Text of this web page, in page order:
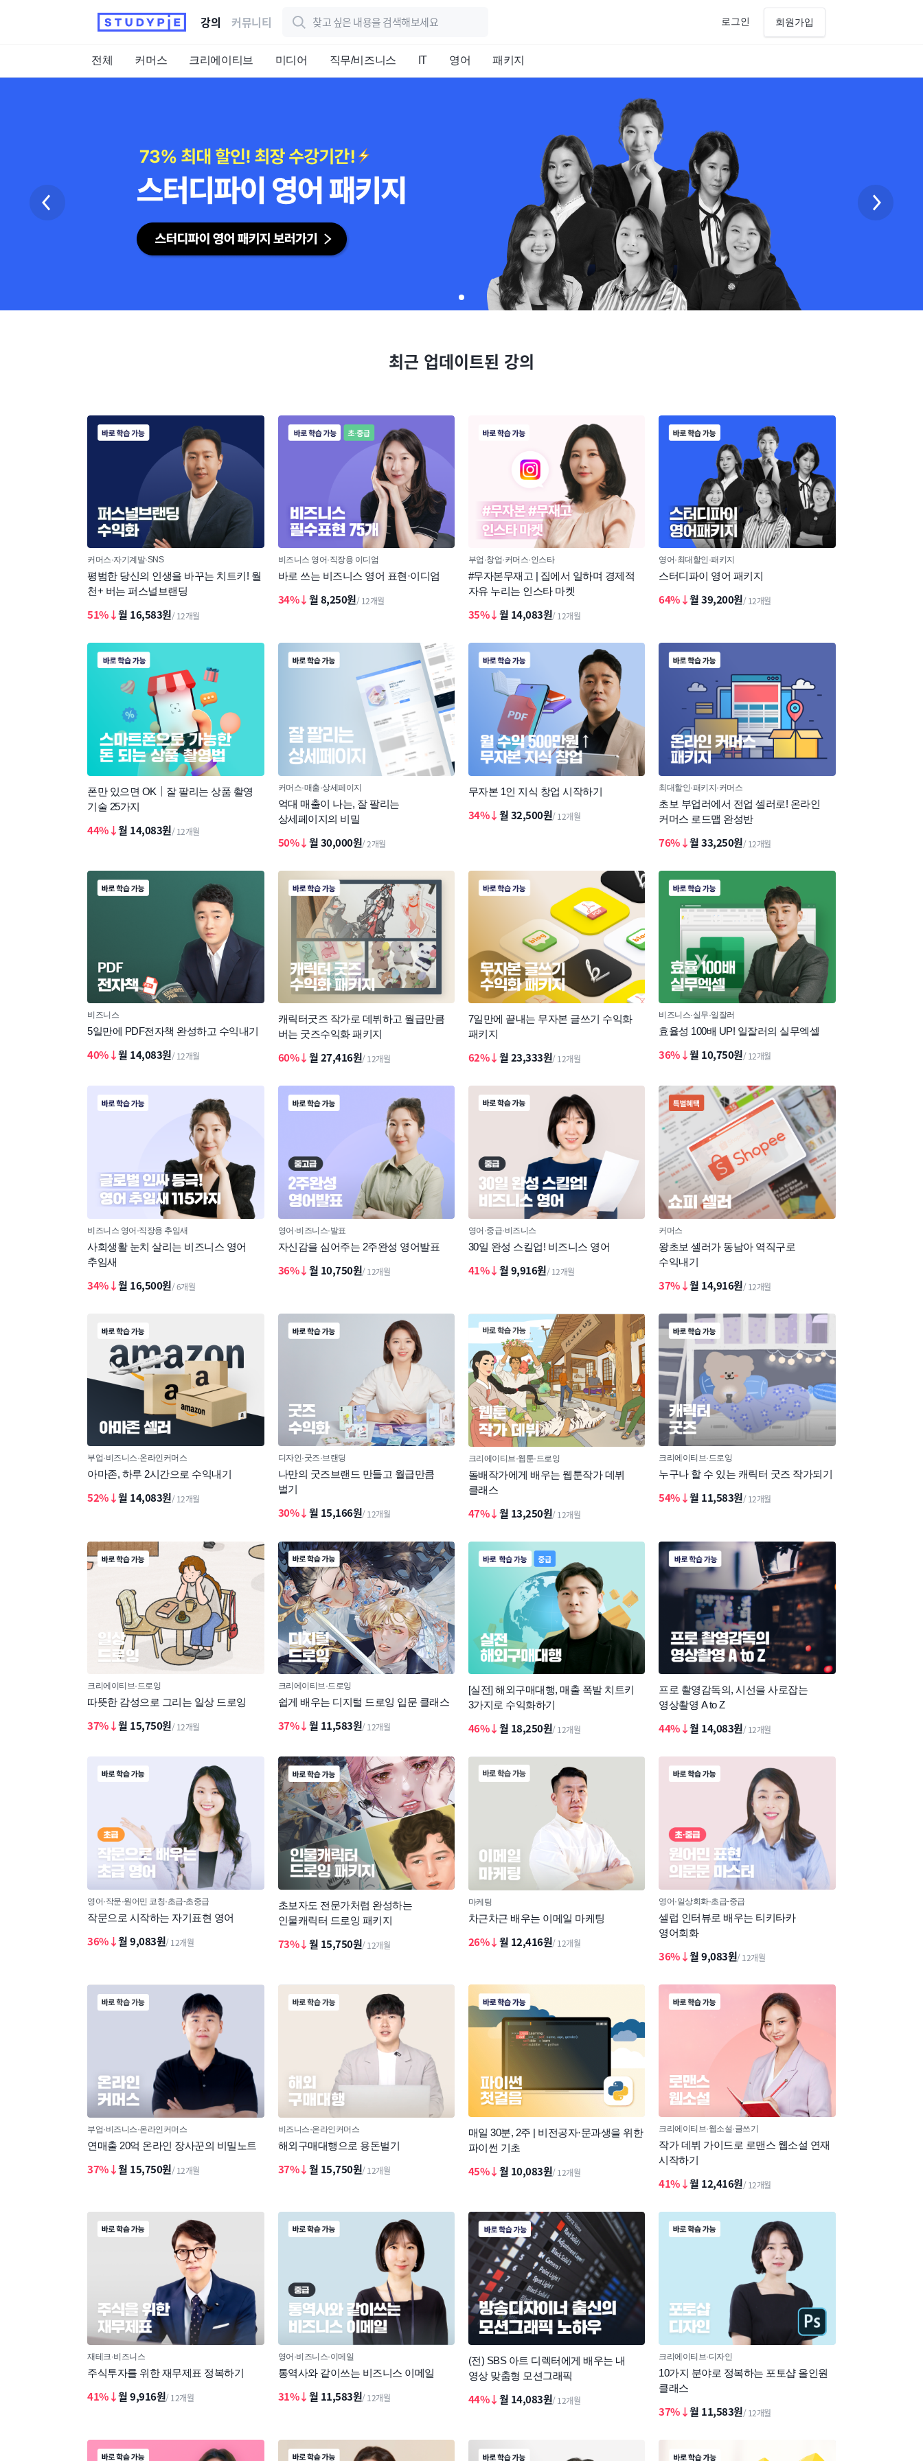
강의 커뮤니티 로그인 회원가입
전체 커머스 크리에이티브 미디어 직무/비즈니스 IT 영어 패키지
최근 업데이트된 강의
커머스 자기계발 SNS
평범한 당신의 인생을 바꾸는 치트키! 월
천+ 버는 퍼스널브랜딩
51%↓월 16,583원/ 12개월
비즈니스 영어 직장용 이디엄
바로 쓰는 비즈니스 영어 표현·이디엄
34%↓월 8,250원/ 12개월
부업 창업 커머스 인스타
#무자본무재고 | 집에서 일하며 경제적
자유 누리는 인스타 마켓
35%↓월 14,083원/ 12개월
영어 최대할인 패키지
스터디파이 영어 패키지
64%↓월 39,200원/ 12개월
폰만 있으면 OK｜잘 팔리는 상품 촬영
기술 25가지
44%↓월 14,083원/ 12개월
커머스 매출 상세페이지
억대 매출이 나는, 잘 팔리는
상세페이지의 비밀
50%↓월 30,000원/ 2개월
무자본 1인 지식 창업 시작하기
34%↓월 32,500원/ 12개월
최대할인 패키지 커머스
초보 부업러에서 전업 셀러로! 온라인
커머스 로드맵 완성반
76%↓월 33,250원/ 12개월
비즈니스
5일만에 PDF전자책 완성하고 수익내기
40%↓월 14,083원/ 12개월
캐릭터굿즈 작가로 데뷔하고 월급만큼
버는 굿즈수익화 패키지
60%↓월 27,416원/ 12개월
7일만에 끝내는 무자본 글쓰기 수익화
패키지
62%↓월 23,333원/ 12개월
비즈니스 실무 일잘러
효율성 100배 UP! 일잘러의 실무엑셀
36%↓월 10,750원/ 12개월
비즈니스 영어 직장용 추임새
사회생활 눈치 살리는 비즈니스 영어
추임새
34%↓월 16,500원/ 6개월
영어 비즈니스 발표
자신감을 심어주는 2주완성 영어발표
36%↓월 10,750원/ 12개월
영어 중급 비즈니스
30일 완성 스킬업! 비즈니스 영어
41%↓월 9,916원/ 12개월
커머스
왕초보 셀러가 동남아 역직구로
수익내기
37%↓월 14,916원/ 12개월
부업 비즈니스 온라인커머스
아마존, 하루 2시간으로 수익내기
52%↓월 14,083원/ 12개월
디자인 굿즈 브랜딩
나만의 굿즈브랜드 만들고 월급만큼
벌기
30%↓월 15,166원/ 12개월
크리에이티브 웹툰 드로잉
돌배작가에게 배우는 웹툰작가 데뷔
클래스
47%↓월 13,250원/ 12개월
크리에이티브 드로잉
누구나 할 수 있는 캐릭터 굿즈 작가되기
54%↓월 11,583원/ 12개월
크리에이티브 드로잉
따뜻한 감성으로 그리는 일상 드로잉
37%↓월 15,750원/ 12개월
크리에이티브 드로잉
쉽게 배우는 디지털 드로잉 입문 클래스
37%↓월 11,583원/ 12개월
[실전] 해외구매대행, 매출 폭발 치트키
3가지로 수익화하기
46%↓월 18,250원/ 12개월
프로 촬영감독의, 시선을 사로잡는
영상촬영 A to Z
44%↓월 14,083원/ 12개월
영어 작문 원어민 코칭 초급-초중급
작문으로 시작하는 자기표현 영어
36%↓월 9,083원/ 12개월
초보자도 전문가처럼 완성하는
인물캐릭터 드로잉 패키지
73%↓월 15,750원/ 12개월
마케팅
차근차근 배우는 이메일 마케팅
26%↓월 12,416원/ 12개월
영어 일상회화 초급-중급
셀럽 인터뷰로 배우는 티키타카
영어회화
36%↓월 9,083원/ 12개월
부업 비즈니스 온라인커머스
연매출 20억 온라인 장사꾼의 비밀노트
37%↓월 15,750원/ 12개월
비즈니스 온라인커머스
해외구매대행으로 용돈벌기
37%↓월 15,750원/ 12개월
매일 30분, 2주 | 비전공자·문과생을 위한
파이썬 기초
45%↓월 10,083원/ 12개월
크리에이티브 웹소설 글쓰기
작가 데뷔 가이드로 로맨스 웹소설 연재
시작하기
41%↓월 12,416원/ 12개월
재테크 비즈니스
주식투자를 위한 재무제표 정복하기
41%↓월 9,916원/ 12개월
영어 비즈니스 이메일
통역사와 같이쓰는 비즈니스 이메일
31%↓월 11,583원/ 12개월
(전) SBS 아트 디렉터에게 배우는 내
영상 맞춤형 모션그래픽
44%↓월 14,083원/ 12개월
크리에이티브 디자인
10가지 분야로 정복하는 포토샵 올인원
클래스
37%↓월 11,583원/ 12개월